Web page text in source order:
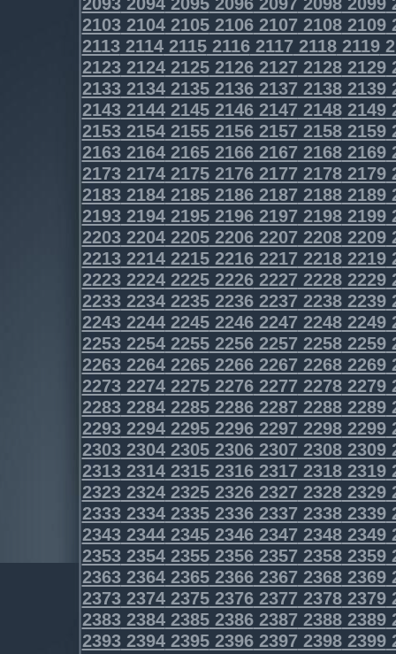
2103210421052106210721082109
2113211421152116211721182119
2123212421252126212721282129
2133213421352136213721382139
2143214421452146214721482149
2153215421552156215721582159
2163216421652166216721682169
2173217421752176217721782179
2183218421852186218721882189
2193219421952196219721982199
2203220422052206220722082209
2213221422152216221722182219
2223222422252226222722282229
2233223422352236223722382239
2243224422452246224722482249
2253225422552256225722582259
2263226422652266226722682269
2273227422752276227722782279
2283228422852286228722882289
2293229422952296229722982299
2303230423052306230723082309
2313231423152316231723182319
2323232423252326232723282329
2333233423352336233723382339
2343234423452346234723482349
2353235423552356235723582359
2363236423652366236723682369
2373237423752376237723782379
2383238423852386238723882389
2393239423952396239723982399